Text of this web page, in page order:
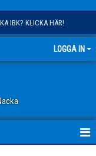
IBK? KLICKA HÄR!
LOGGA IN